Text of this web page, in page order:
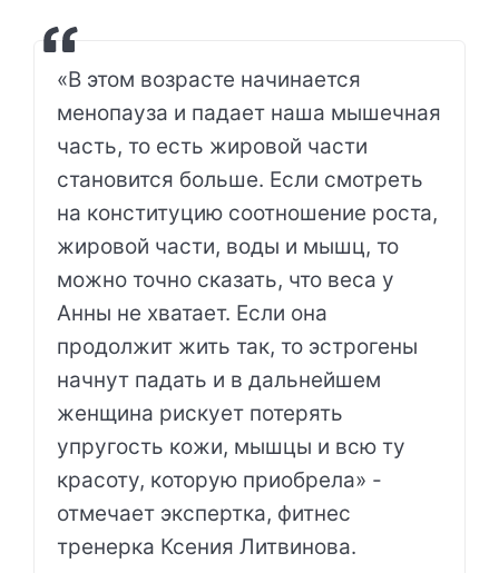
«В этом возрасте начинается
менопауза и падает наша мышечная
часть, то есть жировой части
становится больше. Если смотреть
на конституцию соотношение роста,
жировой части, воды и мышц, то
можно точно сказать, что веса у
Анны не хватает. Если она
продолжит жить так, то эстрогены
начнут падать и в дальнейшем
женщина рискует потерять
упругость кожи, мышцы и всю ту
красоту, которую приобрела» -
отмечает экспертка, фитнес
тренерка Ксения Литвинова.